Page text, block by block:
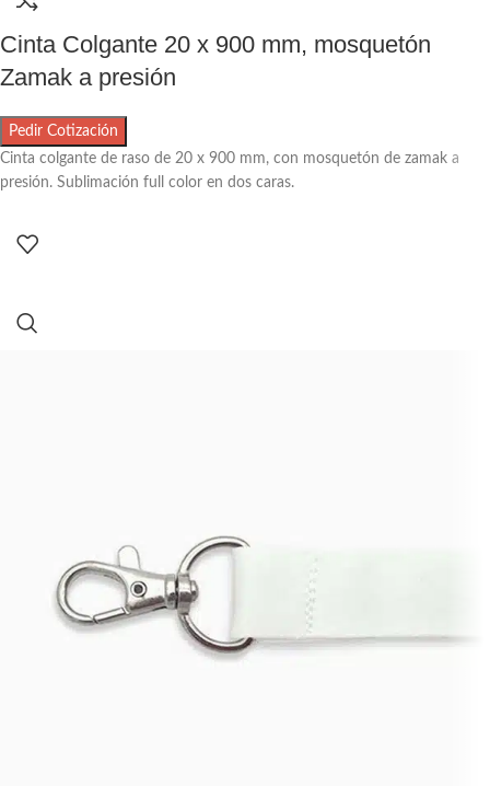
Cinta Colgante 20 x 900 mm, mosquetón
Zamak a presión
Pedir Cotización
Cinta colgante de raso de 20 x 900 mm, con mosquetón de zamak a
presión. Sublimación full color en dos caras.